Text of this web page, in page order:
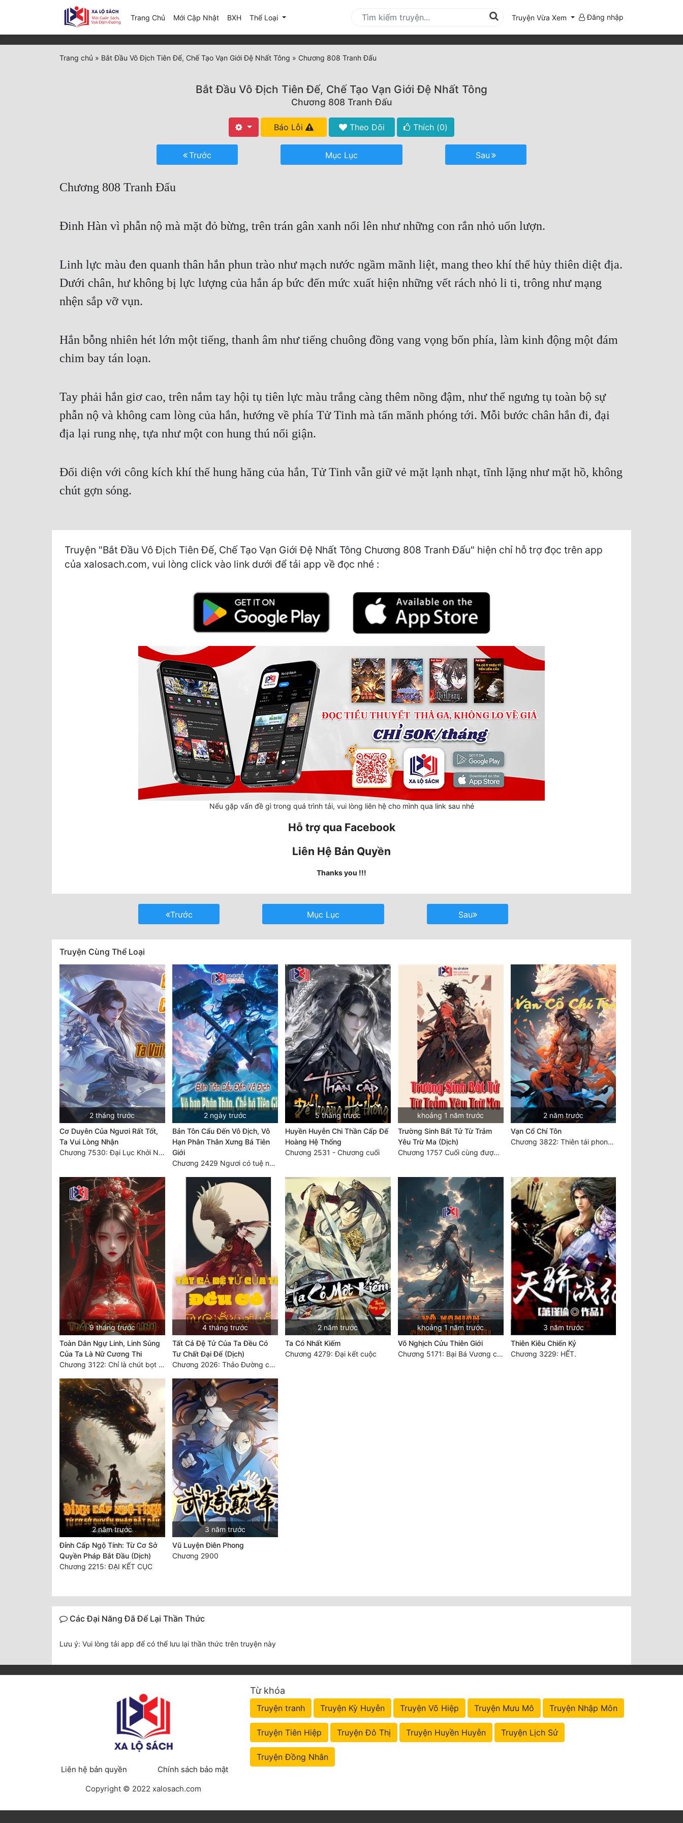
Trang Chủ Mới Cập Nhật(current)
BXH Thể Loại Truyện Vừa Xem Đăng nhập
Trang chủ » Bắt Đầu Vô Địch Tiên Đế, Chế Tạo Vạn Giới Đệ Nhất Tông » Chương 808 Tranh Đấu
Bắt Đầu Vô Địch Tiên Đế, Chế Tạo Vạn Giới Đệ Nhất Tông
Chương 808 Tranh Đấu
Báo Lỗi Theo Dõi Thích (0)
Trước Mục Lục Sau
Chương 808 Tranh Đấu
Đinh Hàn vì phẫn nộ mà mặt đỏ bừng, trên trán gân xanh nổi lên như những con rắn nhỏ uốn lượn.
Linh lực màu đen quanh thân hắn phun trào như mạch nước ngầm mãnh liệt, mang theo khí thế hủy thiên diệt địa.
Dưới chân, hư không bị lực lượng của hắn áp bức đến mức xuất hiện những vết rách nhỏ li ti, trông như mạng
nhện sắp vỡ vụn.
Hắn bỗng nhiên hét lớn một tiếng, thanh âm như tiếng chuông đồng vang vọng bốn phía, làm kinh động một đám
chim bay tán loạn.
Tay phải hắn giơ cao, trên nắm tay hội tụ tiên lực màu trắng càng thêm nồng đậm, như thể ngưng tụ toàn bộ sự
phẫn nộ và không cam lòng của hắn, hướng về phía Tử Tinh mà tấn mãnh phóng tới. Mỗi bước chân hắn đi, đại
địa lại rung nhẹ, tựa như một con hung thú nổi giận.
Đối diện với công kích khí thế hung hăng của hắn, Tử Tinh vẫn giữ vẻ mặt lạnh nhạt, tĩnh lặng như mặt hồ, không
chút gợn sóng.
Truyện "Bắt Đầu Vô Địch Tiên Đế, Chế Tạo Vạn Giới Đệ Nhất Tông Chương 808 Tranh Đấu" hiện chỉ hỗ trợ đọc trên app
của xalosach.com, vui lòng click vào link dưới để tải app về đọc nhé :
Nếu gặp vấn đề gì trong quá trình tải, vui lòng liên hệ cho mình qua link sau nhé
Hỗ trợ qua Facebook
Liên Hệ Bản Quyền
Thanks you !!!
Trước Mục Lục Sau
Truyện Cùng Thể Loại
2 tháng trước
Cơ Duyên Của Ngươi Rất Tốt,
Ta Vui Lòng Nhận
Chương 7530: Đại Lục Khởi Nguyên – Kiến Thành 71
2 ngày trước
Bản Tôn Cẩu Đến Vô Địch, Vô
Hạn Phân Thân Xưng Bá Tiên
Giới
Chương 2429 Ngươi có tuệ nhãn? Ta có...
5 tháng trước
Huyền Huyễn Chi Thần Cấp Đế
Hoàng Hệ Thống
Chương 2531 - Chương cuối
khoảng 1 năm trước
Trường Sinh Bất Tử Từ Trảm
Yêu Trừ Ma (Dịch)
Chương 1757 Cuối cùng được bình tĩnh (hết)
2 năm trước
Vạn Cổ Chí Tôn
Chương 3822: Thiên tái phong vân một tiếng cười
9 tháng trước
Toàn Dân Ngự Linh, Linh Sủng
Của Ta Là Nữ Cương Thi
Chương 3122: Chỉ là chút bọt nước! Điều kiện và tài liệu!**
4 tháng trước
Tất Cả Đệ Tử Của Ta Đều Có
Tư Chất Đại Đế (Dịch)
Chương 2026: Thảo Đường chi mê, xanh thẳm tinh cầu
2 năm trước
Ta Có Nhất Kiếm
Chương 4279: Đại kết cuộc
khoảng 1 năm trước
Võ Nghịch Cửu Thiên Giới
Chương 5171: Bại Bá Vương chi tử, làm thịt Bá Vương hậu duệ
3 năm trước
Thiên Kiêu Chiến Kỷ
Chương 3229: HẾT.
2 năm trước
Đỉnh Cấp Ngộ Tính: Từ Cơ Sở
Quyền Pháp Bắt Đầu (Dịch)
Chương 2215: ĐẠI KẾT CỤC
3 năm trước
Vũ Luyện Điên Phong
Chương 2900
Các Đại Năng Đã Để Lại Thần Thức
Lưu ý: Vui lòng tải app để có thể lưu lại thần thức trên truyện này
Liên hệ bản quyền
Chính sách bảo mật
Copyright © 2022 xalosach.com
Từ khóa
Truyện tranh Truyện Kỳ Huyễn Truyện Võ Hiệp Truyện Mưu Mô Truyện Nhập Môn
Truyện Tiên Hiệp Truyện Đô Thị Truyện Huyền Huyễn Truyện Lịch Sử
Truyện Đồng Nhân